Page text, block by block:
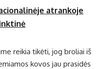
atrankoje
reikia tikėti, jog broliai iš
kovos jau prasidės